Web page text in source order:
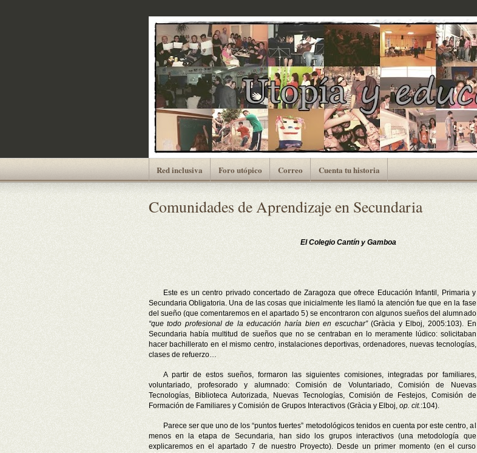
Red inclusiva Foro utópico Correo Cuenta tu historia
Comunidades de Aprendizaje en Secundaria
El Colegio Cantín y Gamboa
Este es un centro privado concertado de Zaragoza que ofrece Educación Infantil, Primaria y
Secundaria Obligatoria. Una de las cosas que inicialmente les llamó la atención fue que en la fase
del sueño (que comentaremos en el apartado 5) se encontraron con algunos sueños del alumnado
“que todo profesional de la educación haría bien en escuchar”(Gràcia y Elboj, 2005:103). En
Secundaria había multitud de sueños que no se centraban en lo meramente lúdico: solicitaban
hacer bachillerato en el mismo centro, instalaciones deportivas, ordenadores, nuevas tecnologías,
clases de refuerzo…
A partir de estos sueños, formaron las siguientes comisiones, integradas por familiares,
voluntariado, profesorado y alumnado: Comisión de Voluntariado, Comisión de Nuevas
Tecnologías, Biblioteca Autorizada, Nuevas Tecnologías, Comisión de Festejos, Comisión de
Formación de Familiares y Comisión de Grupos Interactivos (Gràcia y Elboj, op. cit. :104).
Parece ser que uno de los “puntos fuertes” metodológicos tenidos en cuenta por este centro, al
menos en la etapa de Secundaria, han sido los grupos interactivos (una metodología que
explicaremos en el apartado 7 de nuestro Proyecto). Desde un primer momento (en el curso